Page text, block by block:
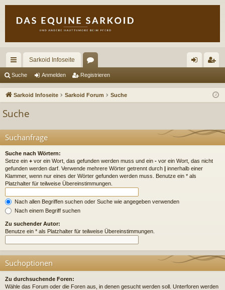
ch
ne
riff
Sarkoid Infoseite
or
en m
n
ist
n
Suche Anmelden Registrieren
Sarkoid Infoseite Sarkoid Forum Suche
Suche
Suchanfrage
Suche nach Wörtern:
Setze ein + vor ein Wort, das gefunden werden muss und ein - vor ein Wort, das nicht
gefunden werden darf. Verwende mehrere Wörter getrennt durch | innerhalb einer
Klammer, wenn nur eines der Wörter gefunden werden muss. Benutze ein * als
Platzhalter für teilweise Übereinstimmungen.
Nach allen Begriffen suchen oder Suche wie angegeben verwenden
Nach einem Begriff suchen
Zu suchender Autor:
Benutze ein * als Platzhalter für teilweise Übereinstimmungen.
Suchoptionen
Zu durchsuchende Foren:
Wähle das Forum oder die Foren aus, in denen gesucht werden soll. Unterforen werden